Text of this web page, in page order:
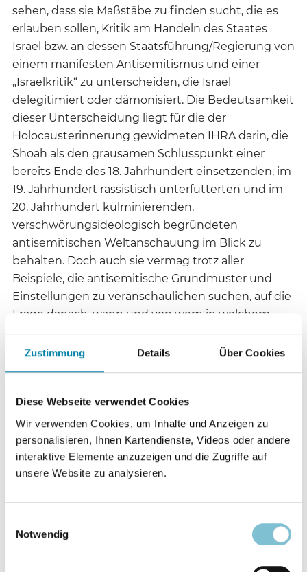
Zustimmung Details Über Cookies
Diese Webseite verwendet Cookies
Wir verwenden Cookies, um Inhalte und Anzeigen zu
personalisieren, Ihnen Kartendienste, Videos oder andere
interaktive Elemente anzuzeigen und die Zugriffe auf
unsere Website zu analysieren.
Notwendig
sehen, dass sie Maßstäbe zu finden sucht, die es
erlauben sollen, Kritik am Handeln des Staates
Israel bzw. an dessen Staatsführung/Regierung von
einem manifesten Antisemitismus und einer
„Israelkritik“ zu unterscheiden, die Israel
delegitimiert oder dämonisiert. Die Bedeutsamkeit
dieser Unterscheidung liegt für die der
Holocausterinnerung gewidmeten IHRA darin, die
Shoah als den grausamen Schlusspunkt einer
bereits Ende des 18. Jahrhundert einsetzenden, im
19. Jahrhundert rassistisch unterfütterten und im
20. Jahrhundert kulminierenden,
verschwörungsideologisch begründeten
antisemitischen Weltanschauung im Blick zu
behalten. Doch auch sie vermag trotz aller
Beispiele, die antisemitische Grundmuster und
Einstellungen zu veranschaulichen suchen, auf die
Frage danach, wann und von wem in welchem
Kontext die Grenze zu einer Dämonisierung und
Delegitimierung Israels jeweils überschritten wird,
Insbesondere das siebte Beispiel, das einen gegen
den Staat Israel gerichteten Rassismusvorwurf
bereits als antisemitisch qualifiziert, hat Anlass zu
kritischen Stellungnahmen gegeben. Vor dem
Hintergrund, dass die jüdische Selbstbestimmung
auch palästinensische Christen betonen, könne
eine Kritik an „den Methoden und Mitteln, mit
deren Hilfe ein Volk Selbstbestimmung ausübt“,